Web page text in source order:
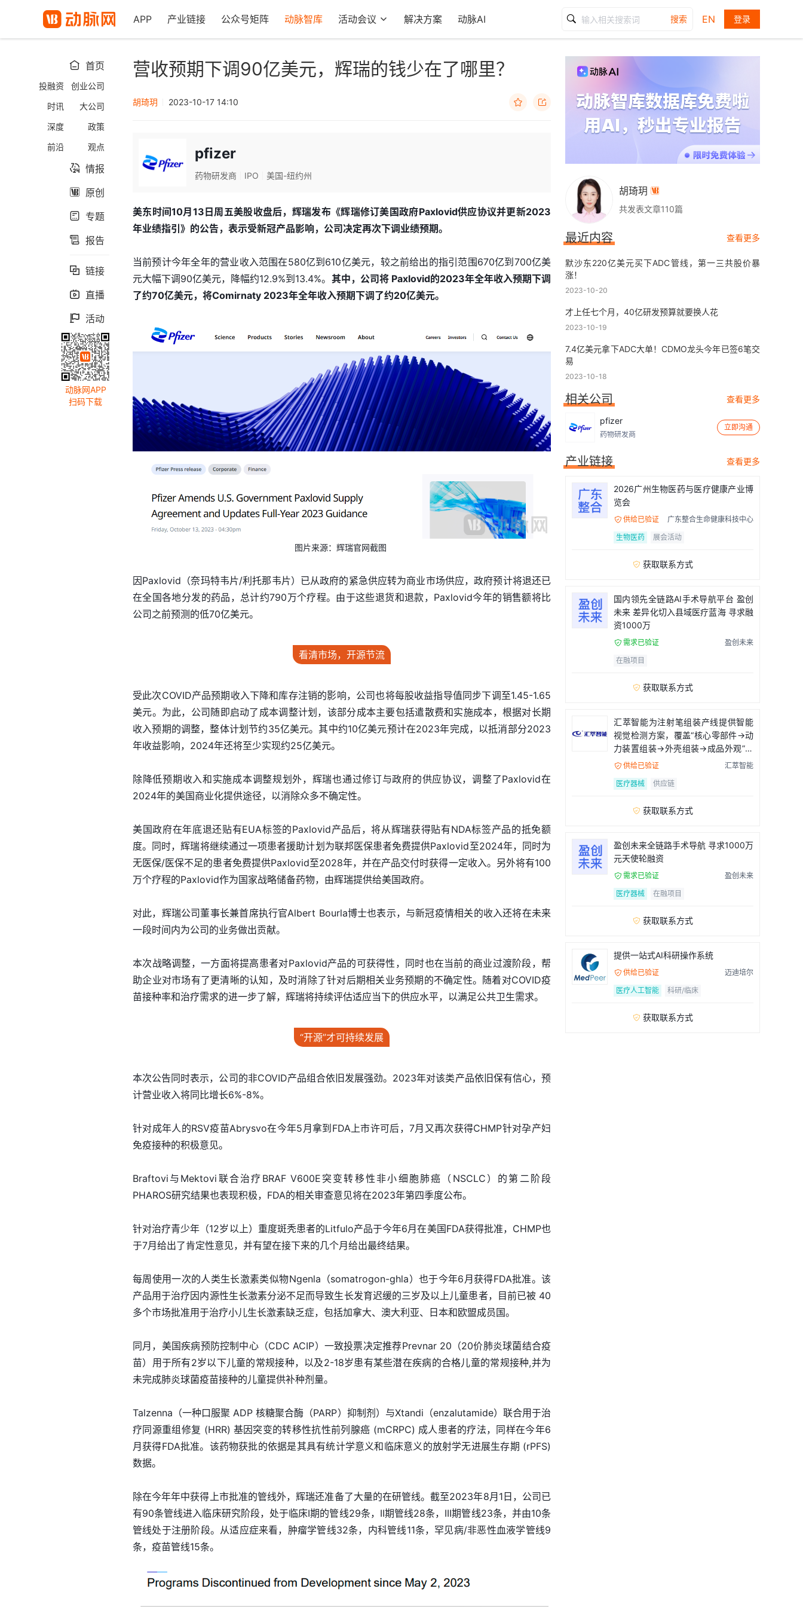
APP 产业链接 公众号矩阵 动脉智库 活动会议 解决方案 动脉AI 搜索 EN 登录
 首页
投融资
创业公司
时讯
大公司
深度
政策
前沿
观点
 情报
 原创
 专题
 报告
 链接
 直播
 活动
动脉网APP
扫码下载
营收预期下调90亿美元，辉瑞的钱少在了哪里？
胡琦玥 2023-10-17 14:10  
pfizer
药物研发商 IPO 美国-纽约州
美东时间10月13日周五美股收盘后，辉瑞发布《辉瑞修订美国政府Paxlovid供应协议并更新2023
年业绩指引》的公告，表示受新冠产品影响，公司决定再次下调业绩预期。
当前预计今年全年的营业收入范围在580亿到610亿美元，较之前给出的指引范围670亿到700亿美
元大幅下调90亿美元，降幅约12.9%到13.4%。 其中，公司将 Paxlovid的2023年全年收入预期下调
了约70亿美元，将Comirnaty 2023年全年收入预期下调了约20亿美元。
图片来源：辉瑞官网截图
因Paxlovid（奈玛特韦片/利托那韦片）已从政府的紧急供应转为商业市场供应，政府预计将退还已
在全国各地分发的药品，总计约790万个疗程。由于这些退货和退款，Paxlovid今年的销售额将比
公司之前预测的低70亿美元。
看清市场，开源节流
受此次COVID产品预期收入下降和库存注销的影响，公司也将每股收益指导值同步下调至1.45-1.65
美元。为此，公司随即启动了成本调整计划，该部分成本主要包括遣散费和实施成本，根据对长期
收入预期的调整，整体计划节约35亿美元。其中约10亿美元预计在2023年完成，以抵消部分2023
年收益影响，2024年还将至少实现约25亿美元。
除降低预期收入和实施成本调整规划外，辉瑞也通过修订与政府的供应协议，调整了Paxlovid在
2024年的美国商业化提供途径，以消除众多不确定性。
美国政府在年底退还贴有EUA标签的Paxlovid产品后，将从辉瑞获得贴有NDA标签产品的抵免额
度。同时，辉瑞将继续通过一项患者援助计划为联邦医保患者免费提供Paxlovid至2024年，同时为
无医保/医保不足的患者免费提供Paxlovid至2028年，并在产品交付时获得一定收入。另外将有100
万个疗程的Paxlovid作为国家战略储备药物，由辉瑞提供给美国政府。
对此，辉瑞公司董事长兼首席执行官Albert Bourla博士也表示，与新冠疫情相关的收入还将在未来
一段时间内为公司的业务做出贡献。
本次战略调整，一方面将提高患者对Paxlovid产品的可获得性，同时也在当前的商业过渡阶段，帮
助企业对市场有了更清晰的认知，及时消除了针对后期相关业务预期的不确定性。随着对COVID疫
苗接种率和治疗需求的进一步了解，辉瑞将持续评估适应当下的供应水平，以满足公共卫生需求。
“开源”才可持续发展
本次公告同时表示，公司的非COVID产品组合依旧发展强劲。2023年对该类产品依旧保有信心，预
计营业收入将同比增长6%-8%。
针对成年人的RSV疫苗Abrysvo在今年5月拿到FDA上市许可后，7月又再次获得CHMP针对孕产妇
免疫接种的积极意见。
Braftovi与Mektovi联合治疗BRAF V600E突变转移性非小细胞肺癌（NSCLC）的第二阶段
PHAROS研究结果也表现积极，FDA的相关审查意见将在2023年第四季度公布。
针对治疗青少年（12岁以上）重度斑秃患者的Litfulo产品于今年6月在美国FDA获得批准，CHMP也
于7月给出了肯定性意见，并有望在接下来的几个月给出最终结果。
每周使用一次的人类生长激素类似物Ngenla（somatrogon-ghla）也于今年6月获得FDA批准。该
产品用于治疗因内源性生长激素分泌不足而导致生长发育迟缓的三岁及以上儿童患者，目前已被 40
多个市场批准用于治疗小儿生长激素缺乏症，包括加拿大、澳大利亚、日本和欧盟成员国。
同月，美国疾病预防控制中心（CDC ACIP）一致投票决定推荐Prevnar 20（20价肺炎球菌结合疫
苗）用于所有2岁以下儿童的常规接种，以及2-18岁患有某些潜在疾病的合格儿童的常规接种,并为
未完成肺炎球菌疫苗接种的儿童提供补种剂量。
Talzenna（一种口服聚 ADP 核糖聚合酶（PARP）抑制剂）与Xtandi（enzalutamide）联合用于治
疗同源重组修复 (HRR) 基因突变的转移性抗性前列腺癌 (mCRPC) 成人患者的疗法，同样在今年6
月获得FDA批准。该药物获批的依据是其具有统计学意义和临床意义的放射学无进展生存期 (rPFS)
数据。
除在今年年中获得上市批准的管线外，辉瑞还准备了大量的在研管线。截至2023年8月1日，公司已
有90条管线进入临床研究阶段，处于临床I期的管线29条，II期管线28条，III期管线23条，并由10条
管线处于注册阶段。从适应症来看，肿瘤学管线32条，内科管线11条，罕见病/非恶性血液学管线9
条，疫苗管线15条。
胡琦玥 
共发表文章110篇
最近内容 查看更多
默沙东220亿美元买下ADC管线，第一三共股价暴
涨！
2023-10-20
才上任七个月，40亿研发预算就要换人花
2023-10-19
7.4亿美元拿下ADC大单！CDMO龙头今年已签6笔交
易
2023-10-18
相关公司 查看更多
pfizer
药物研发商
立即沟通
产业链接 查看更多
2026广州生物医药与医疗健康产业博
览会
 供给已验证
广东整合生命健康科技中心
生物医药
展会活动
 获取联系方式
国内领先全链路AI手术导航平台 盈创
未来 差异化切入县域医疗蓝海 寻求融
资1000万
 需求已验证
盈创未来
在融项目
 获取联系方式
汇萃智能为注射笔组装产线提供智能
视觉检测方案，覆盖“核心零部件→动
力装置组装→外壳组装→成品外观”全
流程
 供给已验证
汇萃智能
医疗器械
供应链
 获取联系方式
盈创未来全链路手术导航 寻求1000万
元天使轮融资
 需求已验证
盈创未来
医疗器械
在融项目
 获取联系方式
提供一站式AI科研操作系统
 供给已验证
迈迪培尔
医疗人工智能
科研/临床
 获取联系方式